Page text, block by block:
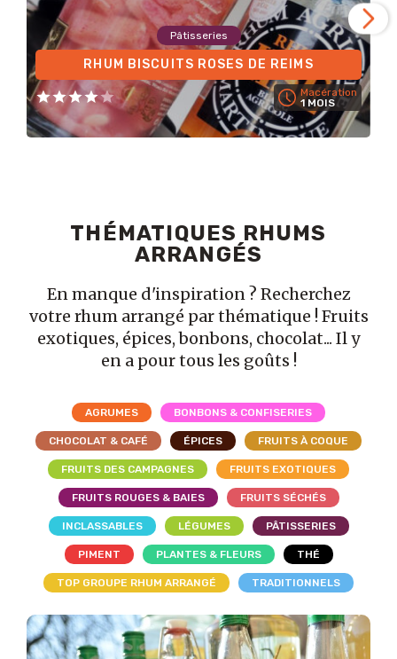
Pâtisseries
RHUM BISCUITS ROSES DE REIMS
Macération
1 MOIS
THÉMATIQUES RHUMS
ARRANGÉS
En manque d'inspiration ? Recherchez
votre rhum arrangé par thématique ! Fruits
exotiques, épices, bonbons, chocolat... Il y
en a pour tous les goûts !
AGRUMES BONBONS & CONFISERIES
CHOCOLAT & CAFÉ ÉPICES FRUITS À COQUE
FRUITS DES CAMPAGNES FRUITS EXOTIQUES
FRUITS ROUGES & BAIES FRUITS SÉCHÉS
INCLASSABLES LÉGUMES PÂTISSERIES
PIMENT PLANTES & FLEURS THÉ
TOP GROUPE RHUM ARRANGÉ TRADITIONNELS